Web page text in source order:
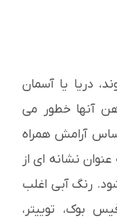
دریا یا آسمان
آنها خطور می
آرامش همراه
نشانه ای از
رنگ آبی اغلب
بوک، توییتر،